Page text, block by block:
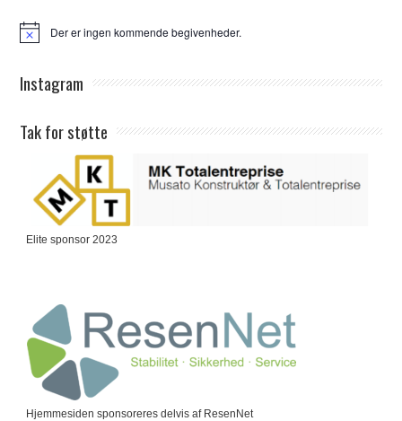
Notice Der er ingen kommende begivenheder.
Instagram
Tak for støtte
Elite sponsor 2023
Hjemmesiden sponsoreres delvis af ResenNet